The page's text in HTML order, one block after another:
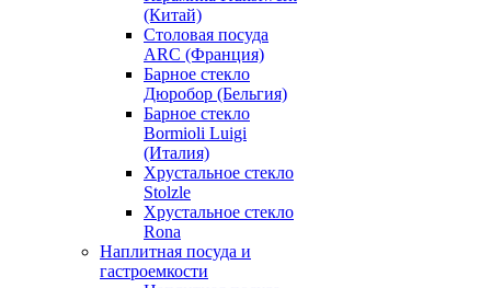
(Китай)
Столовая посуда
ARC (Франция)
Барное стекло
Дюробор (Бельгия)
Барное стекло
Bormioli Luigi
(Италия)
Хрустальное стекло
Stolzle
Хрустальное стекло
Rona
Наплитная посуда и
гастроемкости